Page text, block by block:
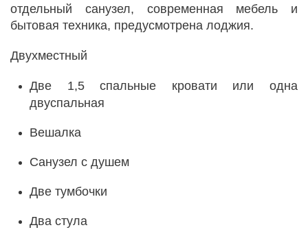
отдельный санузел, современная мебель и
бытовая техника, предусмотрена лоджия.
Двухместный
Две 1,5 спальные кровати или одна
двуспальная
Вешалка
Санузел с душем
Две тумбочки
Два стула